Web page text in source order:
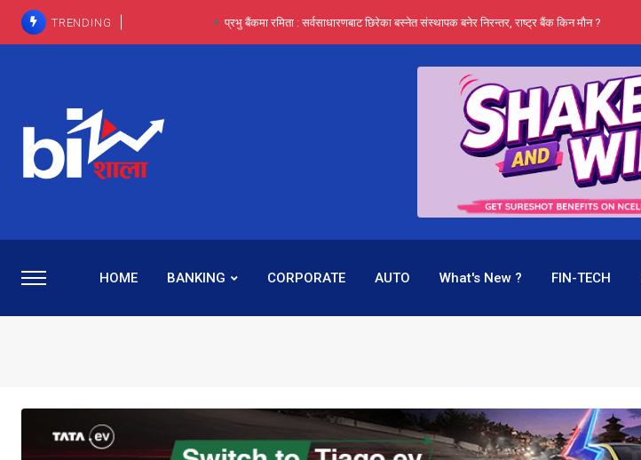
TRENDING प्रभु बैंकमा रमिता : सर्वसाधारणबाट छिरेका बस्नेत संस्थापक बनेर निरन्तर, राष्ट्र बैंक किन मौन ?
HOME BANKING CORPORATE AUTO What's New ? FIN-TECH